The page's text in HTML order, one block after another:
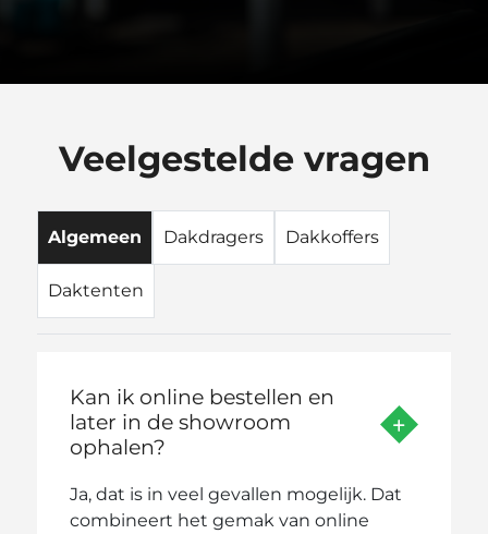
Veelgestelde vragen
Algemeen Dakdragers Dakkoffers
Daktenten
Kan ik online bestellen en
later in de showroom
ophalen?
Ja, dat is in veel gevallen mogelijk. Dat
combineert het gemak van online